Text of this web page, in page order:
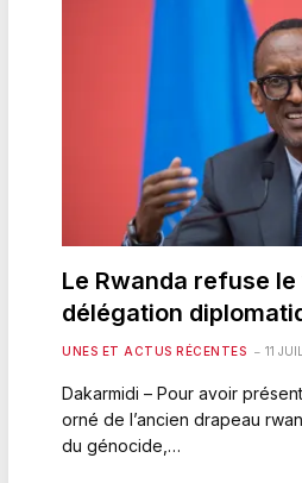
Le Rwanda refuse
délégation
UNES ET ACTUS RÉCENTES 11
Dakarmidi – Pour avoir
orné de l’ancien drapeau
du génocide,…